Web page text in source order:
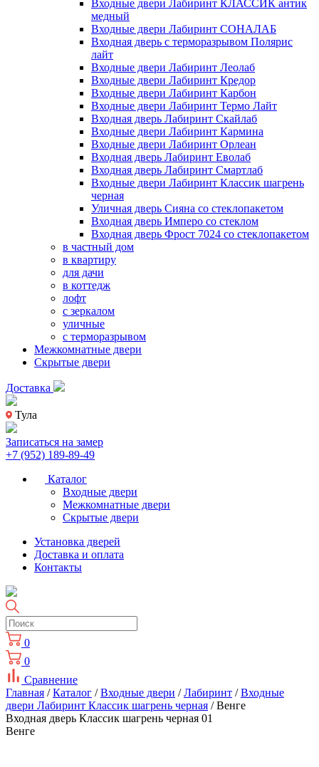
Входные двери Лабиринт КЛАССИК антик
медный
Входные двери Лабиринт СОНАЛАБ
Входная дверь с терморазрывом Полярис
лайт
Входные двери Лабиринт Леолаб
Входные двери Лабиринт Кредор
Входные двери Лабиринт Карбон
Входные двери Лабиринт Термо Лайт
Входная дверь Лабиринт Скайлаб
Входные двери Лабиринт Кармина
Входные двери Лабиринт Орлеан
Входная дверь Лабиринт Еволаб
Входная дверь Лабиринт Смартлаб
Входные двери Лабиринт Классик шагрень
черная
Уличная дверь Сияна со стеклопакетом
Входная дверь Имперо со стеклом
Входная дверь Фрост 7024 со стеклопакетом
в частный дом
в квартиру
для дачи
в коттедж
лофт
с зеркалом
уличные
с терморазрывом
Межкомнатные двери
Скрытые двери
Доставка
Тула
Записаться на замер
+7 (952) 189-89-49
Каталог
Входные двери
Межкомнатные двери
Скрытые двери
Установка дверей
Доставка и оплата
Контакты
0
0
Сравнение
Главная /Каталог /Входные двери /Лабиринт /Входные
двери Лабиринт Классик шагрень черная / Венге
Входная дверь Классик шагрень черная 01
Венге